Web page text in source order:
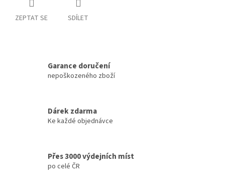
ZEPTAT SE SDÍLET
Garance doručení
nepoškozeného zboží
Dárek zdarma
Ke každé objednávce
Přes 3000 výdejních míst
po celé ČR